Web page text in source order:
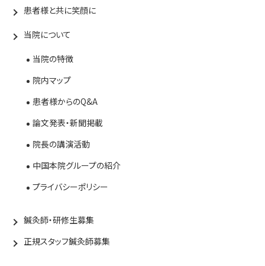
患者様と共に笑顔に
当院について
当院の特徴
院内マップ
患者様からのQ&A
論文発表・新聞掲載
院長の講演活動
中国本院グループの紹介
プライバシーポリシー
鍼灸師・研修生募集
正規スタッフ鍼灸師募集